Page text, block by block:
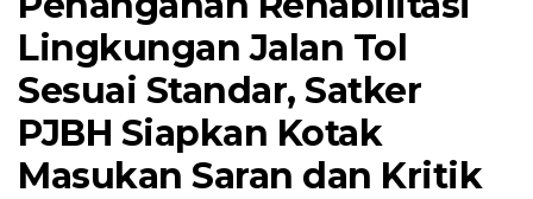
Lingkungan Jalan Tol
Sesuai Standar, Satker
PJBH Siapkan Kotak
Masukan Saran dan Kritik